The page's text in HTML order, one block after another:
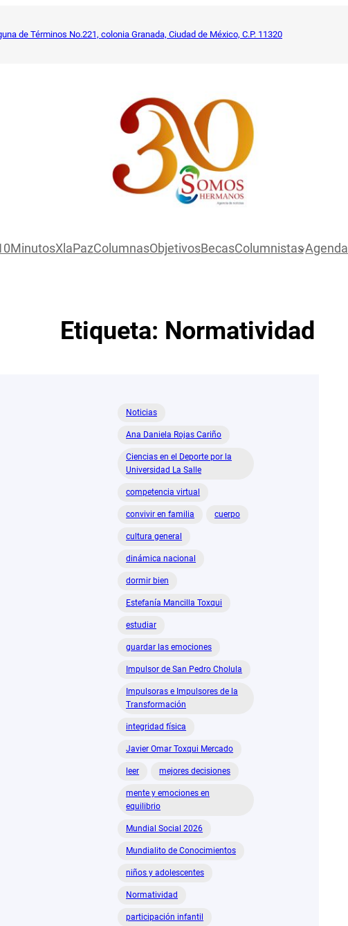
de Términos No.221, colonia Granada, Ciudad de México, C.P. 11320
ColumnasObjetivosBecasColumnistasAgenda
Etiqueta: Normatividad
Noticias
Ana Daniela Rojas Cariño
Ciencias en el Deporte por la
Universidad La Salle
competencia virtual
convivir en familia cuerpo
cultura general
dinámica nacional
dormir bien
Estefanía Mancilla Toxqui
estudiar
guardar las emociones
Impulsor de San Pedro Cholula
Impulsoras e Impulsores de la
Transformación
integridad física
Javier Omar Toxqui Mercado
leer mejores decisiones
mente y emociones en
equilibrio
Mundial Social 2026
Mundialito de Conocimientos
niños y adolescentes
Normatividad
participación infantil